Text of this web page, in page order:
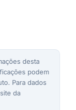
desta
podem
Para dados
da